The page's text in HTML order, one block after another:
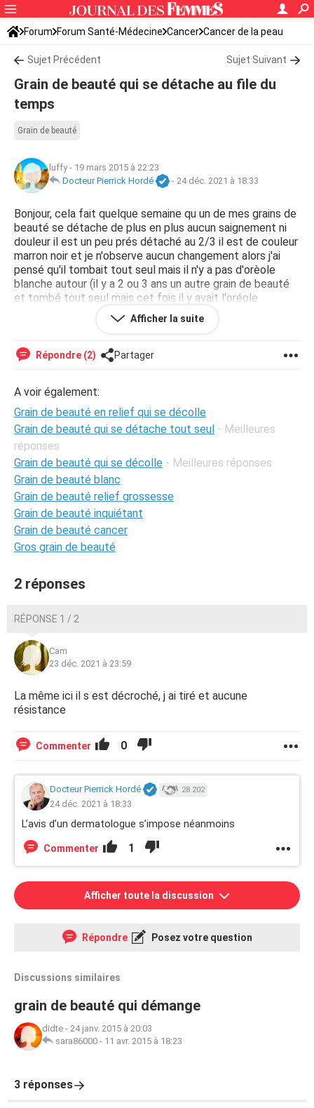
Forum Forum Santé-Médecine Cancer Cancer de la peau
Sujet Précédent Sujet Suivant
Grain de beauté qui se détache au file du
temps
Grain de beauté
luffy- 19 mars 2015 à 22:23
Docteur Pierrick Hordé
- 24 déc. 2021 à 18:33
Bonjour, cela fait quelque semaine qu un de mes grains de
beauté se détache de plus en plus aucun saignement ni
douleur il est un peu prés détaché au 2/3 il est de couleur
marron noir et je n'observe aucun changement alors j'ai
pensé qu'il tombait tout seul mais il n'y a pas d'orèole
blanche autour (il y a 2 ou 3 ans un autre grain de beauté
et tombé tout seul mais cet fois il y avait l'oréole
donc j'aimerai savoir si je dois minquieter
Afficher la suite
Répondre (2) Partager
A voir également:
Grain de beauté en relief qui se décolle
Grain de beauté qui se détache tout seul - Meilleures
réponses
Grain de beauté qui se décolle - Meilleures réponses
Grain de beauté blanc
Grain de beauté relief grossesse
Grain de beauté inquiétant
Grain de beauté cancer
Gros grain de beauté
2 réponses
RÉPONSE 1 / 2
Cam
23 déc. 2021 à 23:59
La même ici il s est décroché, j ai tiré et aucune
résistance
Commenter 0
Docteur Pierrick Hordé 28 202
24 déc. 2021 à 18:33
L’avis d’un dermatologue s’impose néanmoins
Commenter 1
Afficher toute la discussion
Répondre Posez votre question
Discussions similaires
grain de beauté qui démange
didte - 24 janv. 2015 à 20:03
sara86000 - 11 avr. 2015 à 18:23
3 réponses